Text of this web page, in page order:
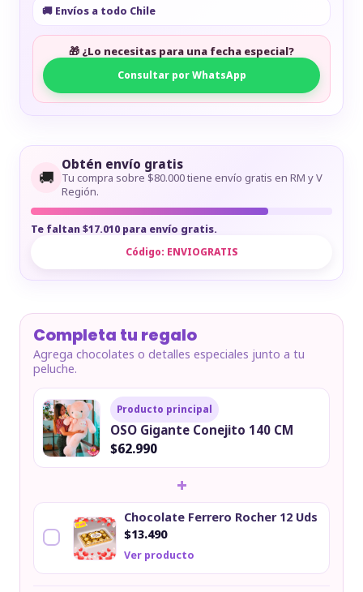
🚚 Envíos a todo Chile
🎁 ¿Lo necesitas para una fecha especial?
Consultar por WhatsApp
🚚
Obtén envío gratis
Tu compra sobre $80.000 tiene envío gratis en RM y V
Región.
Te faltan $17.010 para envío gratis.
Código: ENVIOGRATIS
Completa tu regalo
Agrega chocolates o detalles especiales junto a tu
peluche.
Producto principal
OSO Gigante Conejito 140 CM
$62.990
+
Chocolate Ferrero Rocher 12 Uds
$13.490
Ver producto